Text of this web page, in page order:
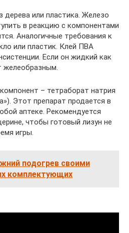
дерева или пластика. Железо
в реакцию с компонентами
Аналогичные требования к
или пластик. Клей ПВА
Если он жидкий как
желеобразным.
– тетраборат натрия
Этот препарат продается в
аптеке. Рекомендуется
чтобы готовый лизун не
игры.
подогрев своими
комплектующих